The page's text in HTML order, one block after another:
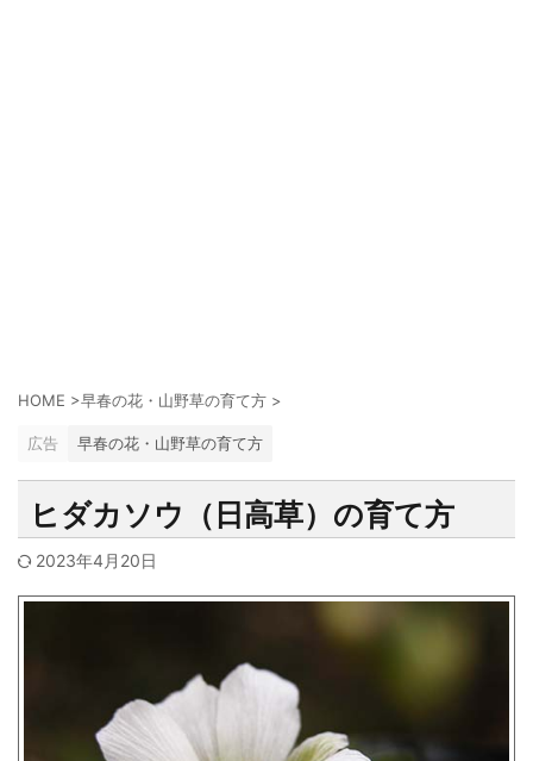
HOME >早春の花・山野草の育て方 >
広告 早春の花・山野草の育て方
ヒダカソウ（日高草）の育て方
2023年4月20日